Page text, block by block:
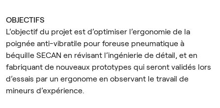
OBJECTIFS
L’objectif du projet est d’optimiser l’ergonomie de la
poignée anti-vibratile pour foreuse pneumatique à
béquille SECAN en révisant l’ingénierie de détail, et en
fabriquant de nouveaux prototypes qui seront validés lors
d’essais par un ergonome en observant le travail de
mineurs d’expérience.